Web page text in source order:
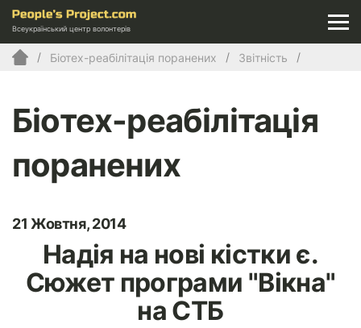
Всеукраїнський центр волонтерів
Біотех-реабілітація поранених Звітність
Біотех-реабілітація
поранених
21 Жовтня, 2014
Надія на нові кістки є.
Сюжет програми "Вікна"
на СТБ